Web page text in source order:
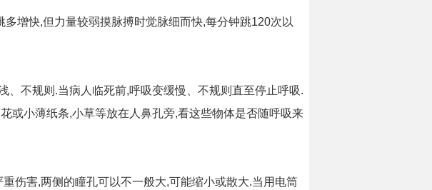
增快,但力量较弱摸脉搏时觉脉细而快,每分钟跳120次以
不规则.当病人临死前,呼吸变缓慢、不规则直至停止呼吸.
或小薄纸条,小草等放在人鼻孔旁,看这些物体是否随呼吸来
伤害,两侧的瞳孔可以不一般大,可能缩小或散大.当用电筒